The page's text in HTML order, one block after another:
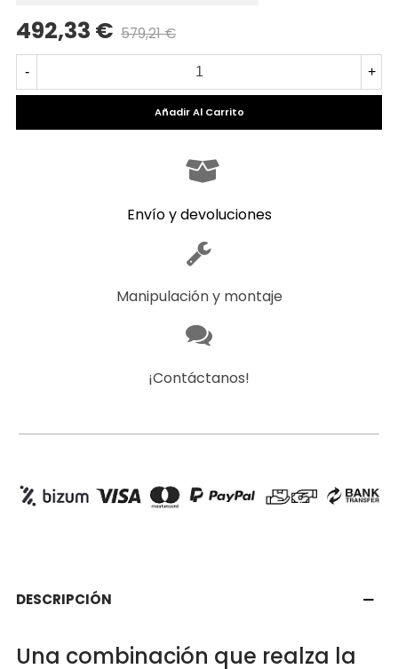
492,33 € 579,21 €
- +
Añadir Al Carrito
Envío y devoluciones
Manipulación y montaje
¡Contáctanos!
DESCRIPCIÓN
Una combinación que realza la